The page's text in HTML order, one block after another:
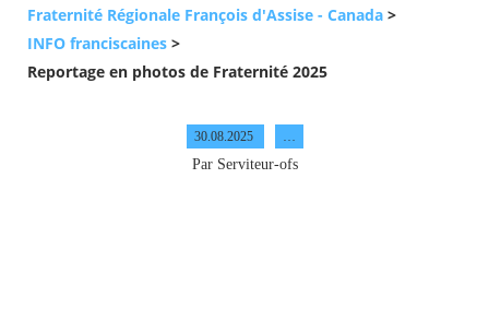
Fraternité Régionale François d'Assise - Canada >
INFO franciscaines >
Reportage en photos de Fraternité 2025
30.08.2025
Par Serviteur-ofs